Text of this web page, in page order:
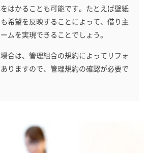
はかることも可能です。たとえば壁紙
希望を反映することによって、借り主
ムを実現できることでしょう。
合は、管理組合の規約によってリフォ
りますので、管理規約の確認が必要で